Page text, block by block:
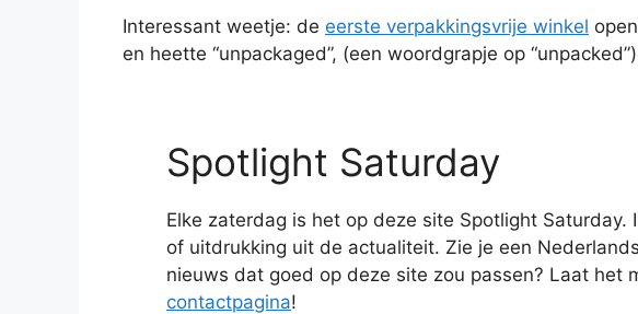
Interessant weetje: de eerste verpakkingsvrije winkel
en heette “unpackaged”, (een woordgrapje op
Spotlight Saturday
Elke zaterdag is het op deze site Spotlight Saturday.
of uitdrukking uit de actualiteit. Zie je een
nieuws dat goed op deze site zou passen? Laat het
contactpagina!